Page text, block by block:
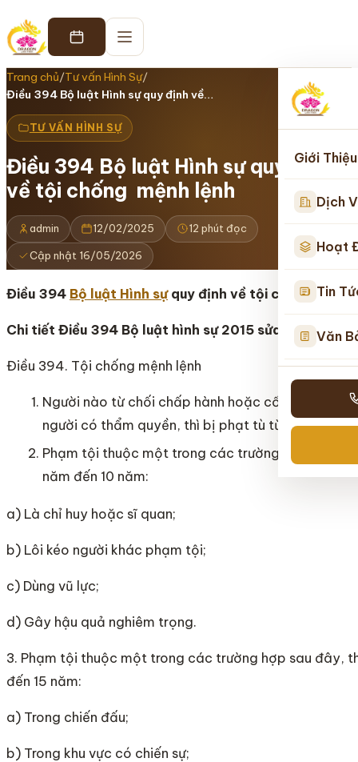
Giới Thiệu
Dịch
Hoạt
Tin
Văn
Trang chủ/Tư vấn Hình Sự/
Điều 394 Bộ luật Hình sự quy định về…
TƯ VẤN HÌNH SỰ
Điều 394 Bộ luật Hình sự quy định
về tội chống mệnh lệnh
admin 12/02/2025 12 phút đọc
Cập nhật 16/05/2026
Điều 394 Bộ luật Hình sựquy định về tội chống mệnh
Chi tiết Điều 394 Bộ luật hình sự 2015 sửa đổi bổ
Điều 394. Tội chống mệnh lệnh
Người nào từ chối chấp hành hoặc cố ý không
người có thẩm quyền, thì bị phạt tù từ 06 tháng
Phạm tội thuộc một trong các trường hợp sau
năm đến 10 năm:
a) Là chỉ huy hoặc sĩ quan;
b) Lôi kéo người khác phạm tội;
c) Dùng vũ lực;
d) Gây hậu quả nghiêm trọng.
3. Phạm tội thuộc một trong các trường hợp sau đây,
đến 15 năm:
a) Trong chiến đấu;
b) Trong khu vực có chiến sự;